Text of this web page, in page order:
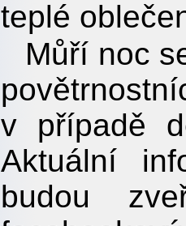
teplé
Můří noc
v případě
Aktuální
budou